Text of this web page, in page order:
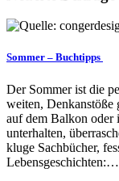
Sommer – Buchtipps
Der Sommer ist die
weiten, Denkanstöße
auf dem Balkon oder
unterhalten,
kluge Sachbücher,
Lebensgeschichten:…